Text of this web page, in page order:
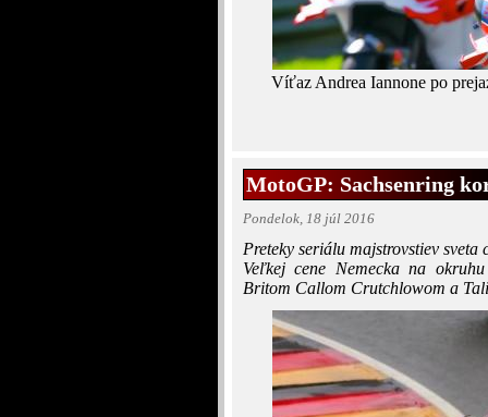
Víťaz Andrea Iannone po
MotoGP: Sachsenring
Pondelok, 18 júl 2016
Preteky seriálu majstrovstiev
Veľkej cene Nemecka na
Britom Callom Crutchlowom a